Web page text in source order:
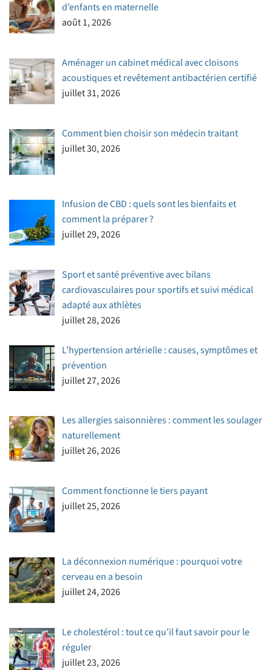
d’enfants en maternelle
août 1, 2026
Aménager un cabinet médical avec cloisons
acoustiques et revêtement antibactérien certifié
juillet 31, 2026
Comment bien choisir son médecin traitant
juillet 30, 2026
Infusion de CBD : quels sont les bienfaits et
comment la préparer ?
juillet 29, 2026
Sport et santé préventive avec bilans
cardiovasculaires pour sportifs et suivi médical
adapté aux athlètes
juillet 28, 2026
L’hypertension artérielle : causes, symptômes et
prévention
juillet 27, 2026
Les allergies saisonnières : comment les soulager
naturellement
juillet 26, 2026
Comment fonctionne le tiers payant
juillet 25, 2026
La déconnexion numérique : pourquoi votre
cerveau en a besoin
juillet 24, 2026
Le cholestérol : tout ce qu’il faut savoir pour le
réguler
juillet 23, 2026